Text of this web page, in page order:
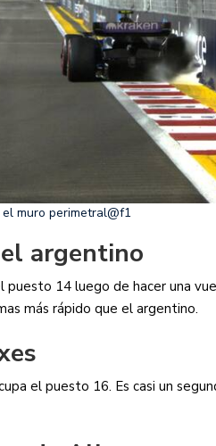
muro perimetral@f1
argentino
14 luego de hacer una
más rápido que el argentino.
el puesto 16. Es casi un